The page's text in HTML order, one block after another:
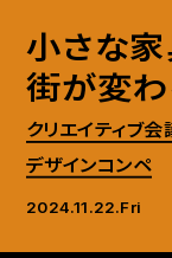
小さな
街が変わ
クリエイティブ会
デザインコンペ
2024.11.22.Fri